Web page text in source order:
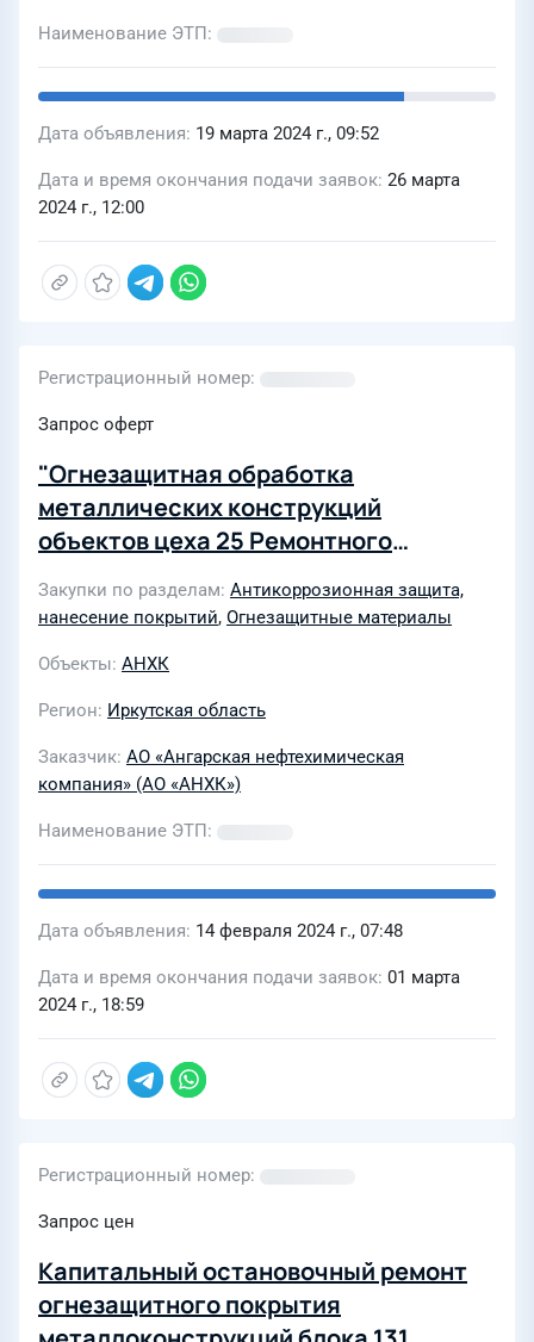
Наименование ЭТП
Дата объявления 19 марта 2024 г., 09:52
Дата и время окончания подачи заявок 26 марта
2024 г., 12:00
Регистрационный номер
Запрос оферт
"Огнезащитная обработка
металлических конструкций
объектов цеха 25 Ремонтного
Закупки по разделам Антикоррозионная защита,
нанесение покрытий, Огнезащитные материалы
Объекты АНХК
Регион Иркутская область
Заказчик АО «Ангарская нефтехимическая
компания» (АО «АНХК»)
Наименование ЭТП
Дата объявления 14 февраля 2024 г., 07:48
Дата и время окончания подачи заявок 01 марта
2024 г., 18:59
Регистрационный номер
Запрос цен
Капитальный остановочный ремонт
огнезащитного покрытия